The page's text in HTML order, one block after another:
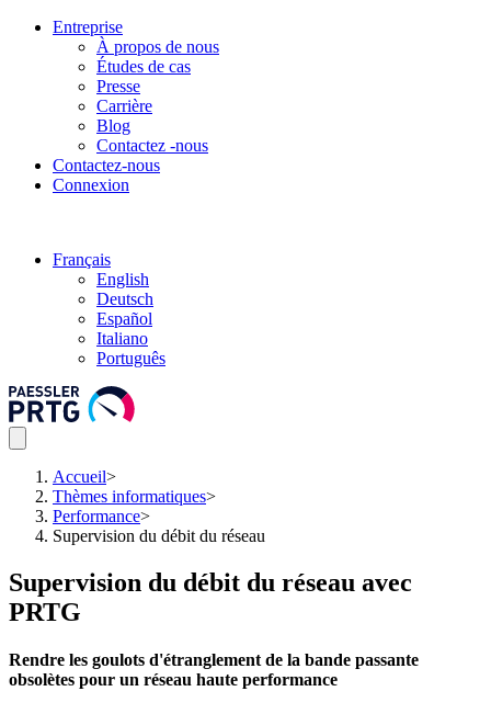
Entreprise
À propos de nous
Études de cas
Presse
Carrière
Blog
Contactez -nous
Contactez-nous
Connexion
Français
English
Deutsch
Español
Italiano
Português
Accueil>
Thèmes informatiques>
Performance>
Supervision du débit du réseau
Supervision du débit du réseau avec
PRTG
Rendre les goulots d'étranglement de la bande passante
obsolètes pour un réseau haute performance